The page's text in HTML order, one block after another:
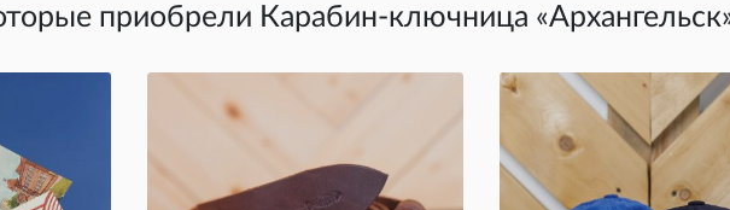
приобрели Карабин-ключница